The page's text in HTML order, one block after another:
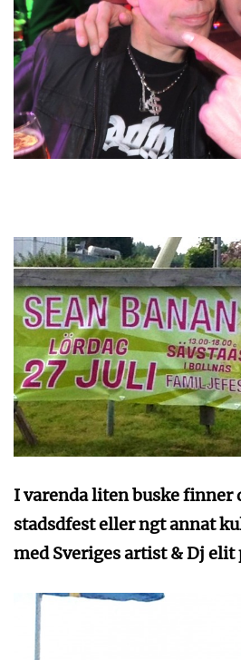
I varenda liten buske finner
stadsdfest eller ngt annat
med Sveriges artist & Dj elit